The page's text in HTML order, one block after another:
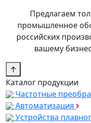
Предлагаем
промышленное
российских
вашему
↑
Каталог продукции
Частотные
Автоматизация
Устройства